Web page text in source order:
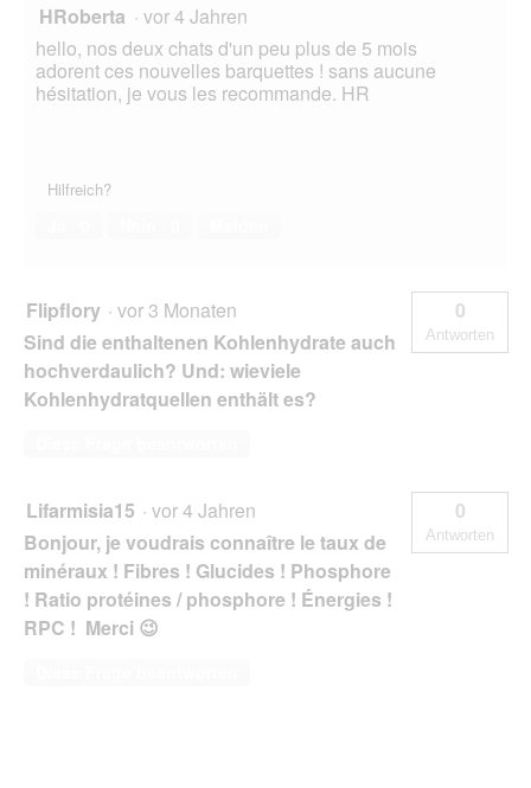
HRoberta · vor 4 Jahren
hello, nos deux chats d'un peu plus de 5 mois
adorent ces nouvelles barquettes ! sans aucune
hésitation, je vous les recommande. HR
Hilfreich?
Flipflory · vor 3 Monaten
Sind die enthaltenen Kohlenhydrate auch
hochverdaulich? Und: wieviele
Kohlenhydratquellen enthält es?
0
Antworten
Lifarmisia15 · vor 4 Jahren
Bonjour, je voudrais connaître le taux de
minéraux ! Fibres ! Glucides ! Phosphore
! Ratio protéines / phosphore ! Énergies !
RPC ! Merci 😉
0
Antworten